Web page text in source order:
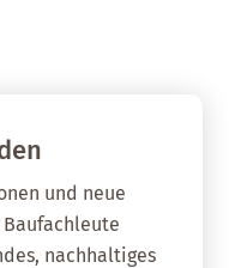
und neue
nachhaltiges